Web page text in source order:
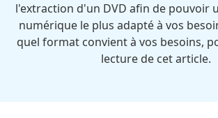
l'extraction d'un DVD afin de pouvoir
numérique le plus adapté à vos
quel format convient à vos besoins,
lecture de cet article.